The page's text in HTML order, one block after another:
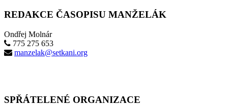
REDAKCE ČASOPISU MANŽELÁK
Ondřej Molnár
775 275 653
manzelak@setkani.org
SPŘÁTELENÉ ORGANIZACE